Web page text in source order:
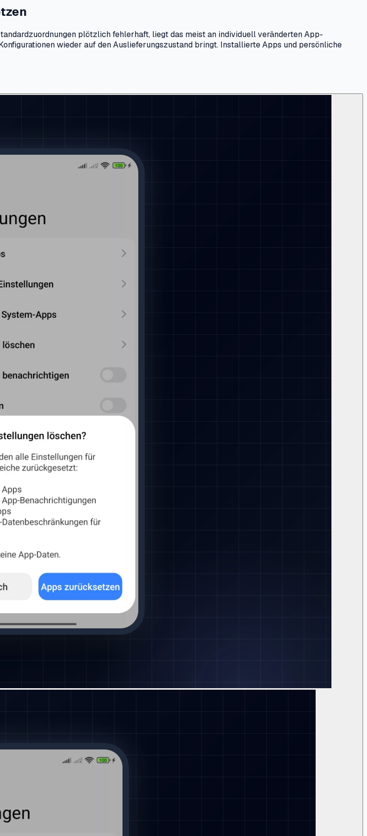
plötzlich fehlerhaft, liegt das meist an individuell veränderten App-
wieder auf den Auslieferungszustand bringt. Installierte Apps und persönliche